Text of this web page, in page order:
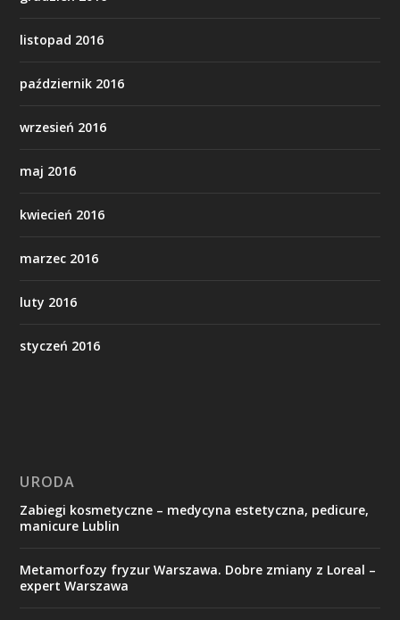
listopad 2016
październik 2016
wrzesień 2016
maj 2016
kwiecień 2016
marzec 2016
luty 2016
styczeń 2016
URODA
Zabiegi kosmetyczne – medycyna estetyczna, pedicure,
manicure Lublin
Metamorfozy fryzur Warszawa. Dobre zmiany z Loreal –
expert Warszawa